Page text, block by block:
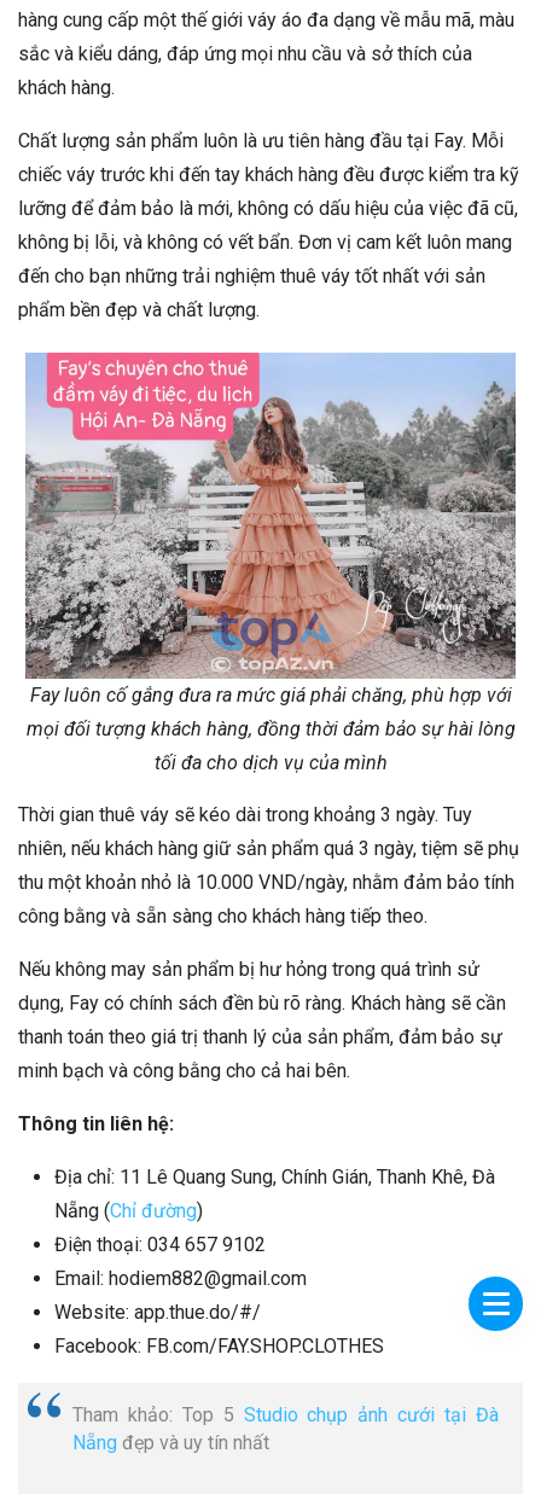
hàng cung cấp một thế giới váy áo đa dạng về mẫu mã, màu
sắc và kiểu dáng, đáp ứng mọi nhu cầu và sở thích của
khách hàng.
Chất lượng sản phẩm luôn là ưu tiên hàng đầu tại Fay. Mỗi
chiếc váy trước khi đến tay khách hàng đều được kiểm tra kỹ
lưỡng để đảm bảo là mới, không có dấu hiệu của việc đã cũ,
không bị lỗi, và không có vết bẩn. Đơn vị cam kết luôn mang
đến cho bạn những trải nghiệm thuê váy tốt nhất với sản
phẩm bền đẹp và chất lượng.
Fay luôn cố gắng đưa ra mức giá phải chăng, phù hợp với
mọi đối tượng khách hàng, đồng thời đảm bảo sự hài lòng
tối đa cho dịch vụ của mình
Thời gian thuê váy sẽ kéo dài trong khoảng 3 ngày. Tuy
nhiên, nếu khách hàng giữ sản phẩm quá 3 ngày, tiệm sẽ phụ
thu một khoản nhỏ là 10.000 VND/ngày, nhằm đảm bảo tính
công bằng và sẵn sàng cho khách hàng tiếp theo.
Nếu không may sản phẩm bị hư hỏng trong quá trình sử
dụng, Fay có chính sách đền bù rõ ràng. Khách hàng sẽ cần
thanh toán theo giá trị thanh lý của sản phẩm, đảm bảo sự
minh bạch và công bằng cho cả hai bên.
Thông tin liên hệ:
Địa chỉ: 11 Lê Quang Sung, Chính Gián, Thanh Khê, Đà
Nẵng (Chỉ đường)
Điện thoại: 034 657 9102
Email: hodiem882@gmail.com
Website: app.thue.do/#/
Facebook: FB.com/FAY.SHOP.CLOTHES
Tham khảo: Top 5 Studio chụp ảnh cưới tại Đà
Nẵng đẹp và uy tín nhất